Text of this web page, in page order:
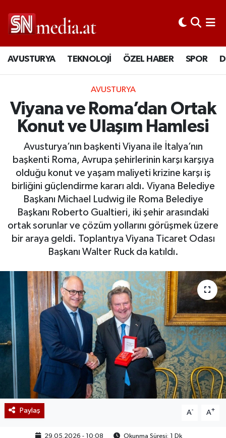
AVUSTURYA TEKNOLOJİ ÖZEL HABER SPOR
AVUSTURYA
Viyana ve Roma’dan Ortak
Konut ve Ulaşım Hamlesi
Avusturya’nın başkenti Viyana ile İtalya’nın
başkenti Roma, Avrupa şehirlerinin karşı karşıya
olduğu konut ve yaşam maliyeti krizine karşı iş
birliğini güçlendirme kararı aldı. Viyana Belediye
Başkanı Michael Ludwig ile Roma Belediye
Başkanı Roberto Gualtieri, iki şehir arasındaki
ortak sorunlar ve çözüm yollarını görüşmek üzere
bir araya geldi. Toplantıya Viyana Ticaret Odası
Başkanı Walter Ruck da katıldı.
Paylaş A- A+
29.05.2026 - 10:08 Okunma Süresi: 1 Dk